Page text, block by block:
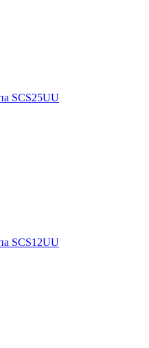
SCS25UU
SCS12UU